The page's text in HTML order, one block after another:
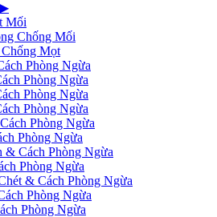
▶
Mối
Chống Mối
Mọt
Phòng Ngừa
Phòng Ngừa
Phòng Ngừa
Phòng Ngừa
Phòng Ngừa
Phòng Ngừa
& Cách Phòng Ngừa
Phòng Ngừa
& Cách Phòng Ngừa
Phòng Ngừa
Phòng Ngừa